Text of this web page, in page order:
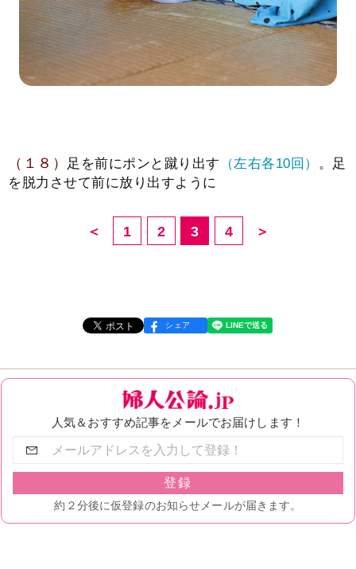
（１８） 足を前にポンと蹴り出す （左右各10回）
。足
を脱力させて前に放り出すように
＜ 1 2 3 4 ＞
シェア